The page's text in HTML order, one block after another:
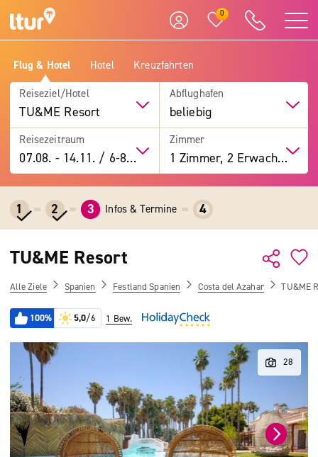
0
Flug & Hotel Hotel Kreuzfahrten
Reiseziel/Hotel
TU&ME Resort
Abflughafen
beliebig
Reisezeitraum
07.08. -14.11. / 6-8 Tage
Zimmer
1 Zimmer, 2 Erwachsene
1 2 3 Infos & Termine 4
TU&ME Resort
Alle Ziele Spanien Festland Spanien Costa del Azahar TU&ME
100% 5,0/6 1 Bew.